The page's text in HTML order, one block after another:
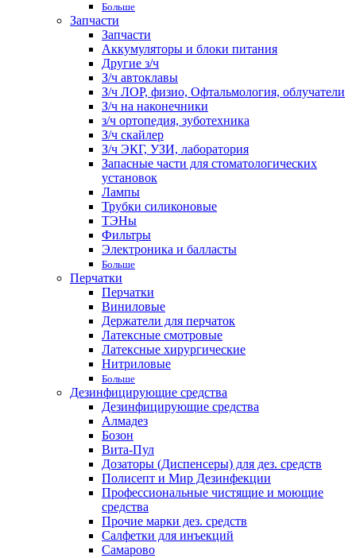
Больше
Запчасти
Запчасти
Аккумуляторы и блоки питания
Другие з/ч
З/ч автоклавы
З/ч ЛОР, физио, Офтальмология, облучатели
З/ч на наконечники
з/ч ортопедия, зуботехника
З/ч скайлер
З/ч ЭКГ, УЗИ, лаборатория
Запасные части для стоматологических
установок
Лампы
Трубки силиконовые
ТЭНы
Фильтры
Электроника и балласты
Больше
Перчатки
Перчатки
Виниловые
Держатели для перчаток
Латексные смотровые
Латексные хирургические
Нитриловые
Больше
Дезинфицирующие средства
Дезинфицирующие средства
Алмадез
Бозон
Вита-Пул
Дозаторы (Диспенсеры) для дез. средств
Полисепт и Мир Дезинфекции
Профессиональные чистящие и моющие
средства
Прочие марки дез. средств
Салфетки для инъекций
Самарово